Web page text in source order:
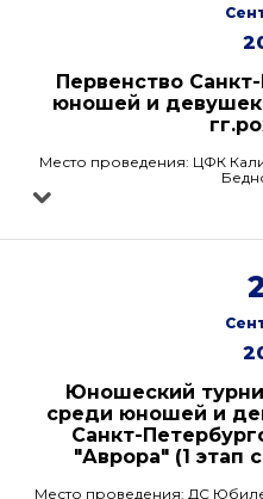
Первенство
юношей и девушек
Место проведения: ЦФК
Юношеский
среди юношей и
Санкт-
"Аврора" (1 этап
Место проведения: ДС